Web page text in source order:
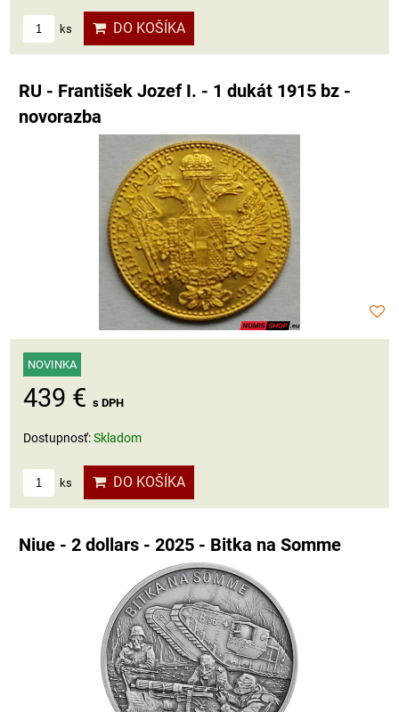
ks DO KOŠÍKA
RU - František Jozef I. - 1 dukát 1915 bz -
novorazba
NOVINKA
439 € s DPH
Dostupnosť:Skladom
ks DO KOŠÍKA
Niue - 2 dollars - 2025 - Bitka na Somme